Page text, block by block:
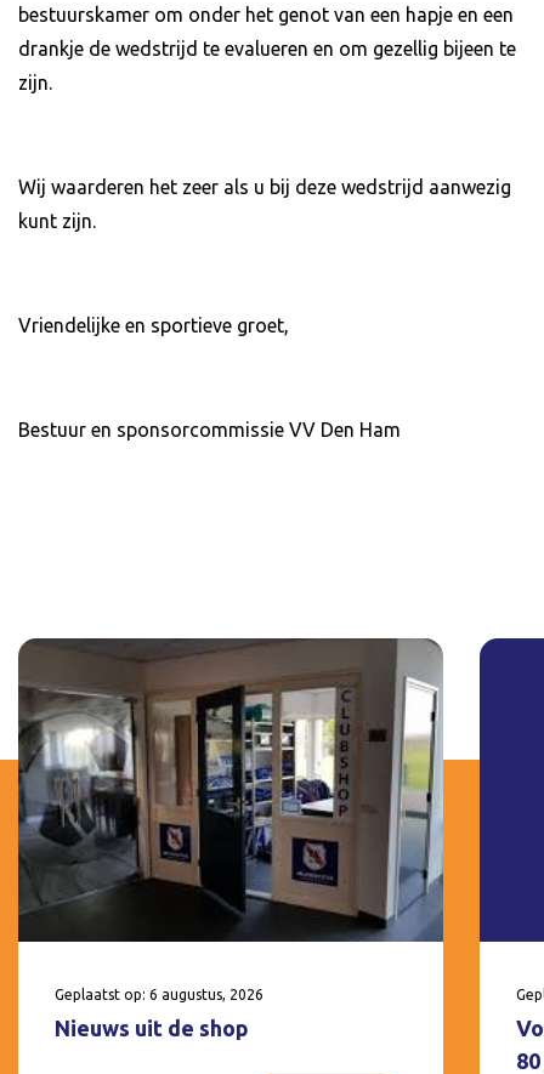
bestuurskamer om onder het genot van een hapje en een
drankje de wedstrijd te evalueren en om gezellig bijeen te
zijn.
Wij waarderen het zeer als u bij deze wedstrijd aanwezig
kunt zijn.
Vriendelijke en sportieve groet,
Bestuur en sponsorcommissie VV Den Ham
Geplaatst op: 6 augustus, 2026
Nieuws uit de shop